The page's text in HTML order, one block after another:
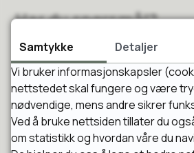
Har du spørsmål?
Målfrid Konst
Fagleder
E-postSend e-post
Mobil98 29 97 42
Samtykke Detaljer
Vi bruker informasjonskapsler
nettstedet skal fungere og være
nødvendige, mens andre sikrer
Ved å bruke nettsiden tillater du
om statistikk og hvordan våre du